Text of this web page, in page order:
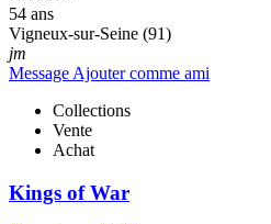
54 ans
Vigneux-sur-Seine (91)
jm
Message Ajouter comme ami
Collections
Vente
Achat
Kings of War